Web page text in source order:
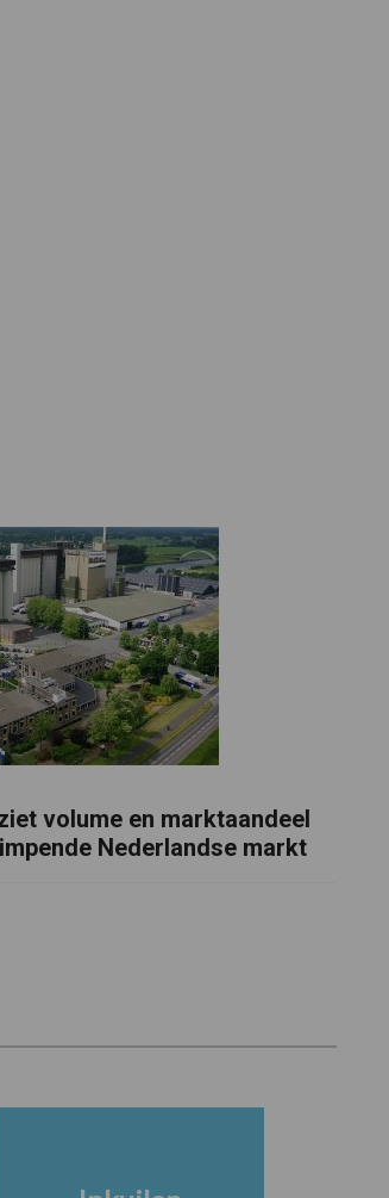
volume en marktaandeel
Nederlandse markt